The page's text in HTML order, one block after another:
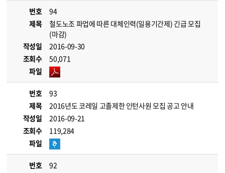
번호
94
제목
철도노조 파업에 따른 대체인력(일용기간제) 긴급 모집
(마감)
작성일
2016-09-30
조회수
50,071
파일
번호
93
제목
2016년도 코레일 고졸제한 인턴사원 모집 공고 안내
작성일
2016-09-21
조회수
119,284
파일
번호
92